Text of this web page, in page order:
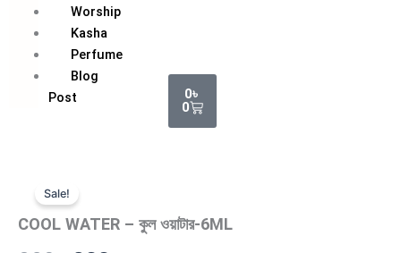
Worship
Kasha
Perfume
Blog
Post
0৳
0
Cart
Sale!
COOL WATER – কুল ওয়াটার-6ML